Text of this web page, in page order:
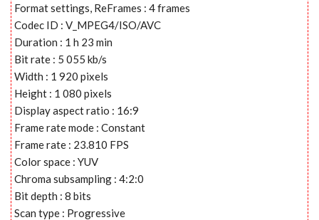
Format settings, ReFrames : 4 frames
Codec ID : V_MPEG4/ISO/AVC
Duration : 1 h 23 min
Bit rate : 5 055 kb/s
Width : 1 920 pixels
Height : 1 080 pixels
Display aspect ratio : 16:9
Frame rate mode : Constant
Frame rate : 23.810 FPS
Color space : YUV
Chroma subsampling : 4:2:0
Bit depth : 8 bits
Scan type : Progressive